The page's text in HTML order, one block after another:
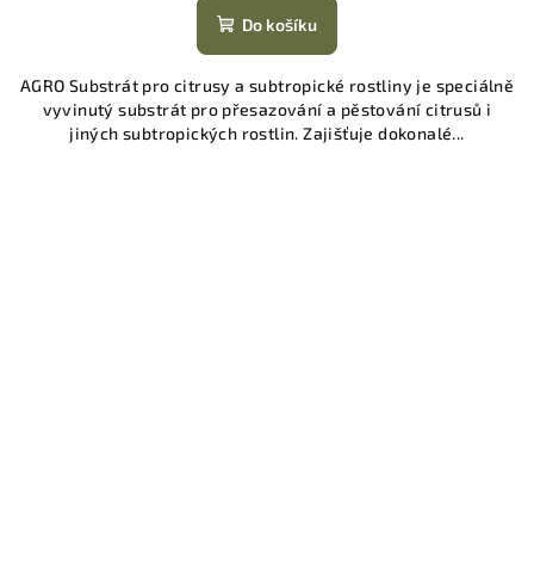
Do košíku
AGRO Substrát pro citrusy a subtropické rostliny je speciálně
vyvinutý substrát pro přesazování a pěstování citrusů i
jiných subtropických rostlin. Zajišťuje dokonalé...